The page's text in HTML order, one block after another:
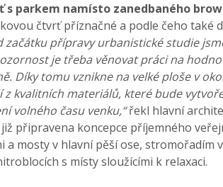
s parkem namísto zanedbaného
čtvrť příznačné a podle čeho také
začátku přípravy urbanistické studie
je třeba věnovat práci na
Díky tomu vznikne na velké ploše v
kvalitních materiálů, které bude
volného času venku,“řekl hlavní
připravena koncepce příjemného
a mosty v hlavní pěší ose, stromořadím
s místy sloužícími k relaxaci.